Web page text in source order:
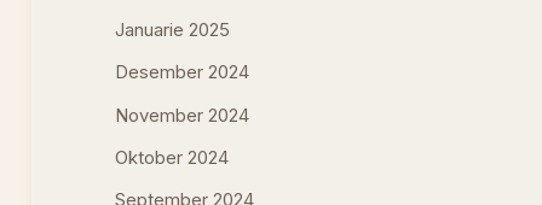
Januarie 2025
Desember 2024
November 2024
Oktober 2024
September 2024